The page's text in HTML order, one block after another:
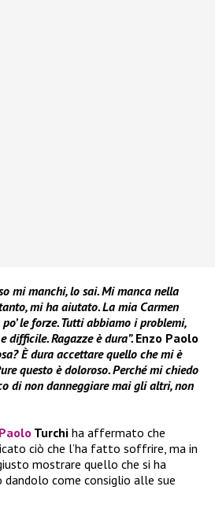
mi manchi, lo sai. Mi manca nella
mi ha aiutato. La mia Carmen
le forze. Tutti abbiamo i problemi,
difficile. Ragazze è dura”. Enzo Paolo
È dura accettare quello che mi è
questo è doloroso. Perché mi chiedo
di non danneggiare mai gli altri, non
Turchi ha affermato che
ciò che l’ha fatto soffrire, ma in
mostrare quello che si ha
come consiglio alle sue